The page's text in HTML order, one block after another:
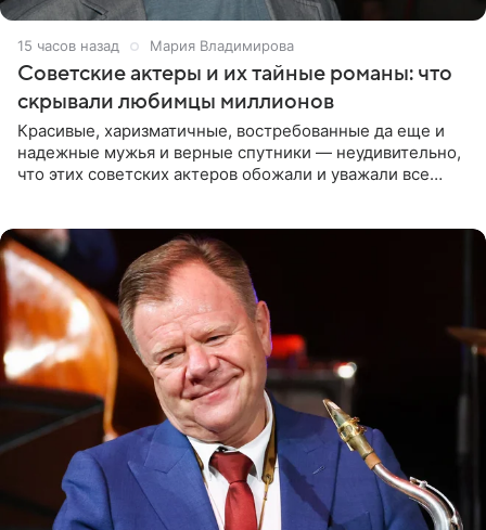
15 часов назад Мария Владимирова
Советские актеры и их тайные романы: что
скрывали любимцы миллионов
Красивые, харизматичные, востребованные да еще и
надежные мужья и верные спутники — неудивительно,
что этих советских актеров обожали и уважали все